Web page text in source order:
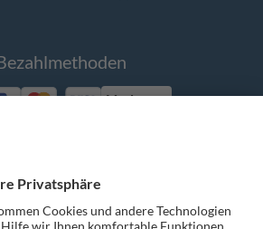
Vorkasse
uns auf Social Media